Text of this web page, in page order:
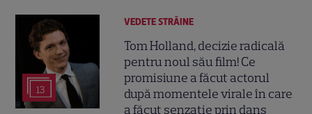
13
VEDETE STRĂINE
Tom Holland, decizie radicală
pentru noul său film! Ce
promisiune a făcut actorul
după momentele virale în care
a făcut senzație prin dans